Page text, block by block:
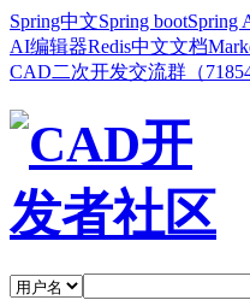
Spring中文Spring bootSpring
AI编辑器Redis中文文档
CAD二次开发交流群（